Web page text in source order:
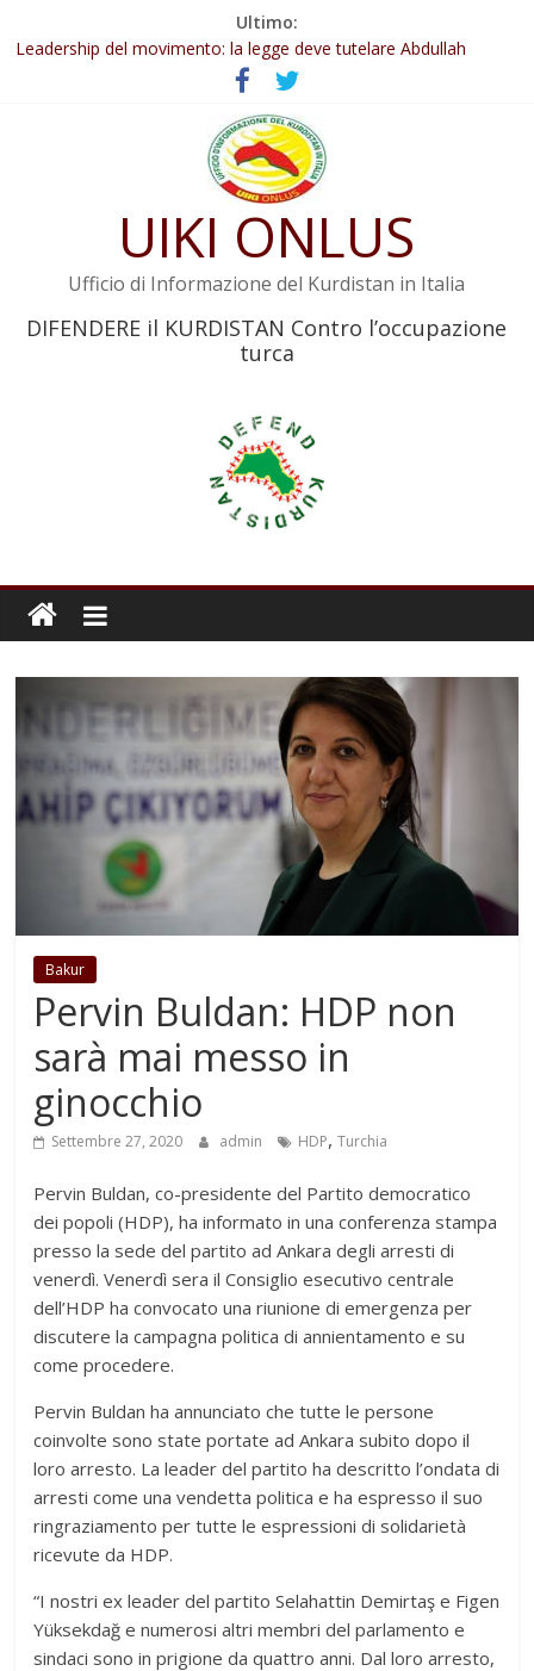
Ultimo:
Abdullah Öcalan: Le legge negativa deve essere trasformata in
legge positiva
Leadership del movimento: la legge deve tutelare Abdullah
Commissione donne del KNK: Şengal è di nuovo sotto minaccia
Non tenere conto della situazione di Rêber Apo ostacolerebbe
Il KNK chiede un’azione internazionale contro i crimini di guerra
UIKI ONLUS
Ufficio di Informazione del Kurdistan in Italia
DIFENDERE il KURDISTAN Contro l’occupazione
turca
Bakur
Pervin Buldan: HDP non
sarà mai messo in
ginocchio
Settembre 27, 2020 admin HDP,Turchia
Pervin Buldan, co-presidente del Partito democratico
dei popoli (HDP), ha informato in una conferenza stampa
presso la sede del partito ad Ankara degli arresti di
venerdì. Venerdì sera ilConsiglio esecutivo centrale
dell’HDP ha convocato una riunione di emergenza per
discutere la campagna politica di annientamento e su
come procedere.
Pervin Buldan ha annunciato che tutte le persone
coinvolte sono state portate ad Ankara subito dopo il
loro arresto. La leader del partito ha descritto l’ondata di
arresti come una vendetta politica e ha espresso il suo
ringraziamento per tutte le espressioni di solidarietà
ricevute da HDP.
“I nostri ex leader del partito Selahattin Demirtaş e Figen
Yüksekdağ e numerosi altri membri del parlamento e
sindaci sono in prigione da quattro anni. Dal loro arresto,